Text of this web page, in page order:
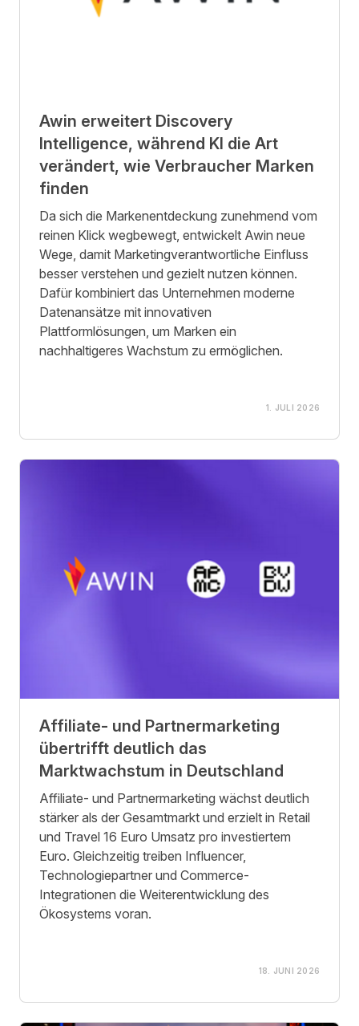
Awin erweitert Discovery
Intelligence, während KI die Art
verändert, wie Verbraucher Marken
finden
Da sich die Markenentdeckung zunehmend vom
reinen Klick wegbewegt, entwickelt Awin neue
Wege, damit Marketingverantwortliche Einfluss
besser verstehen und gezielt nutzen können.
Dafür kombiniert das Unternehmen moderne
Datenansätze mit innovativen
Plattformlösungen, um Marken ein
nachhaltigeres Wachstum zu ermöglichen.
1. JULI 2026
Affiliate- und Partnermarketing
übertrifft deutlich das
Marktwachstum in Deutschland
Affiliate- und Partnermarketing wächst deutlich
stärker als der Gesamtmarkt und erzielt in Retail
und Travel 16 Euro Umsatz pro investiertem
Euro. Gleichzeitig treiben Influencer,
Technologiepartner und Commerce-
Integrationen die Weiterentwicklung des
Ökosystems voran.
18. JUNI 2026